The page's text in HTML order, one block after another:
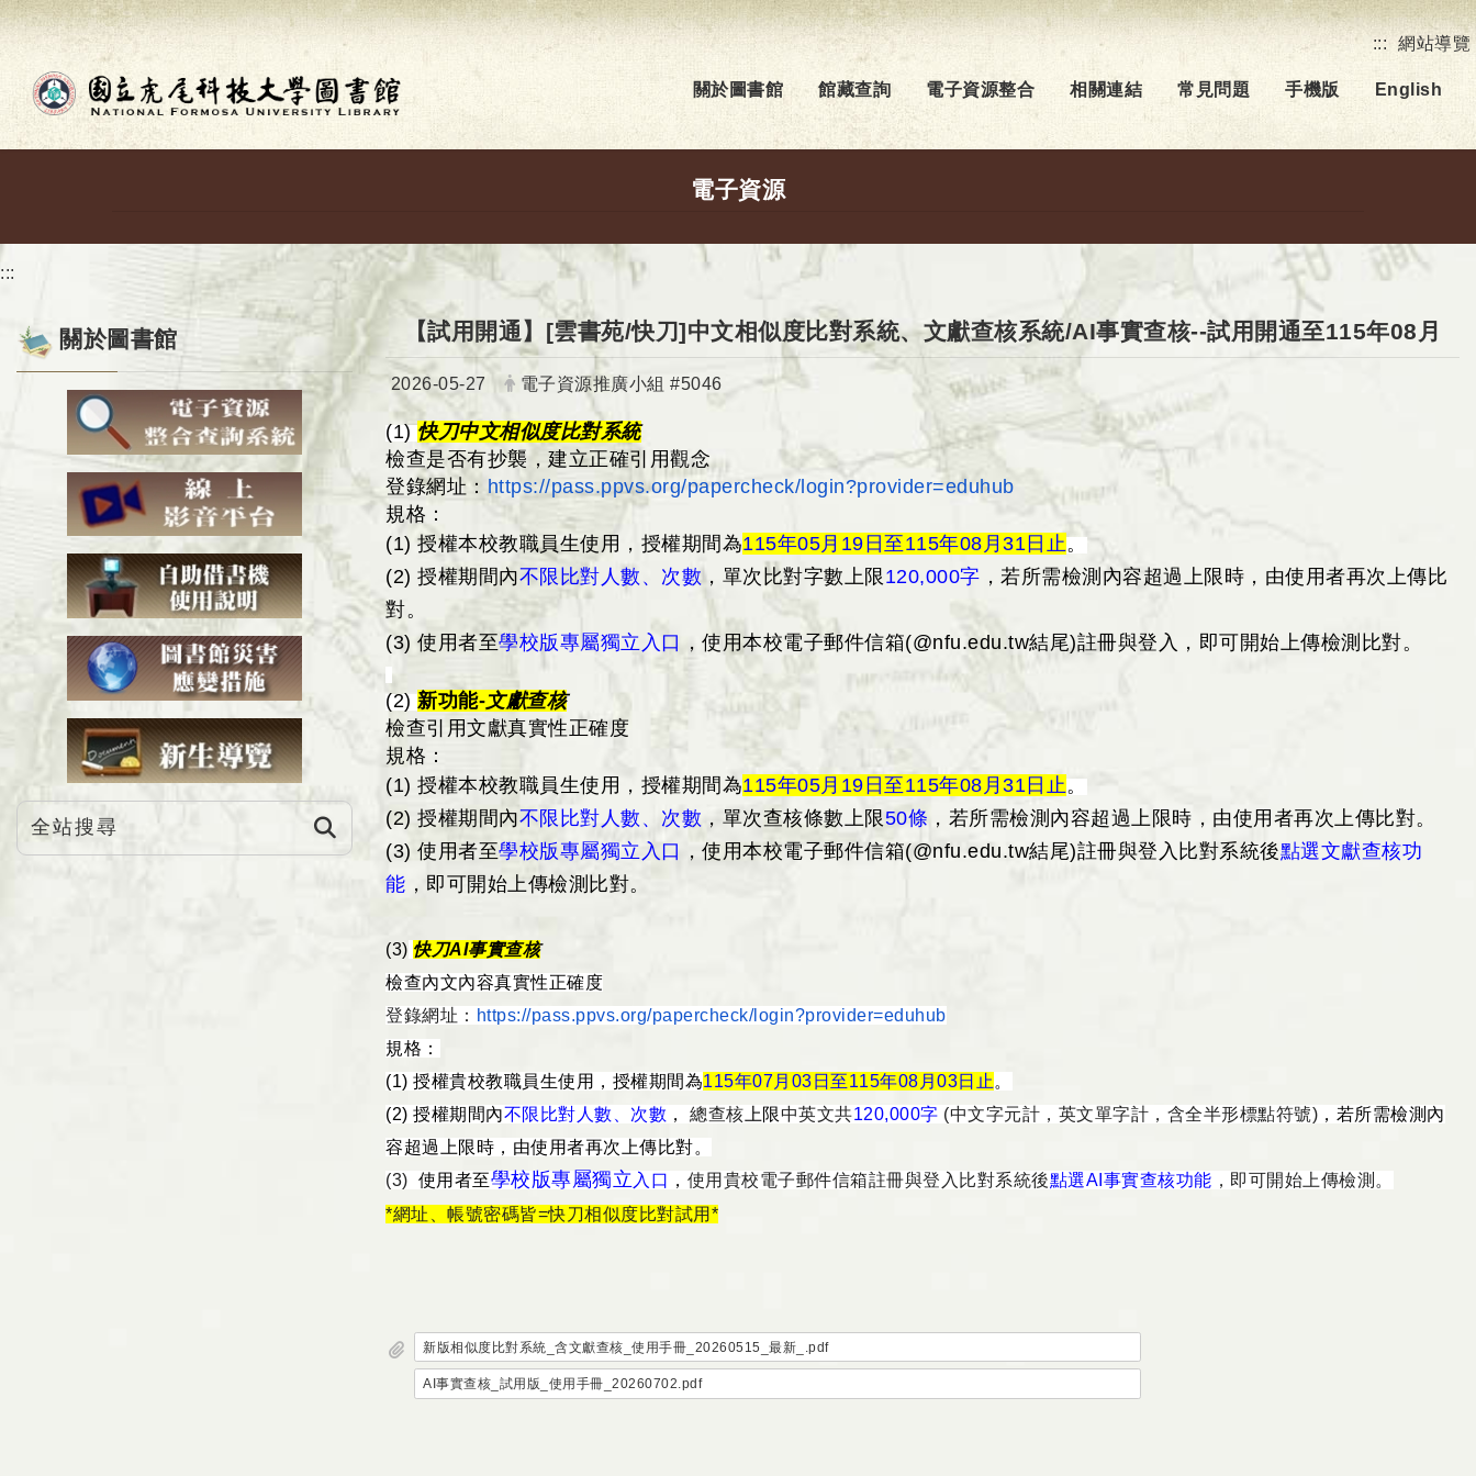
跳到主要內容
:::
網站導覽
關於圖書館 館藏查詢 電子資源整合 相關連結 常見問題 手機版 English
電子資源
:::
關於圖書館 【試用開通】[雲書苑/快刀]中文相似度比對系統、文獻查核系統/AI事實查核--試用開通至115年08月
日期：
2026-05-27 發布者：
電子資源推廣小組 #5046
(1)快刀中文相似度比對系統
檢查是否有抄襲，建立正確引用觀念
登錄網址： https://pass.ppvs.org/papercheck/login?provider=eduhub連結
規格：
(1) 授權本校教職員生使用，授權期間為115年05月19日至115年08月31日止。
(2) 授權期間內不限比對人數、次數 ，單次比對字數上限 120,000字 ，若所需檢測內容超過上限時，由使用者再次上傳比
對。
(3) 使用者至學校版專屬獨立入口 ，使用本校電子郵件信箱(@nfu.edu.tw結尾)註冊與登入，即可開始上傳檢測比對。
(2)新功能-文獻查核
檢查引用文獻真實性正確度
規格：
(1) 授權本校教職員生使用，授權期間為115年05月19日至115年08月31日止 。
(2) 授權期間內不限比對人數、次數 ，單次查核條數上限50條 ，若所需檢測內容超過上限時，由使用者再次上傳比對。
(3) 使用者至學校版專屬獨立 入口 ， 使用本校電子郵件信箱(@nfu.edu.tw結尾)註冊與登入比對系統後點選文獻查核功
能 ，即可開始上傳檢測比對。
(3) 快刀AI事實查核
檢查內文內容真實性正確度
登錄網址： https://pass.ppvs.org/papercheck/login?provider=eduhub連結
規格：
(1) 授權貴校教職員生使用，授權期間為115年07月03日 至115年08月03日止 。
(2) 授權期間內不限比對人數、次數 ， 總查核 上限中英文共120,000字 (中文字元計，英文單字計， 含全半形標點符號) ，若所需檢測內
容超過上限時，由使用者再次上傳比對。
(3) 使用者至學校版專屬獨立 入口 ， 使用貴校電子郵件信箱註冊與登入比對系統後點選AI事實查核功能 ，即可開始上傳檢測 。
*網址、帳號密碼皆=快刀相似度比對試用*
新版相似度比對系統_含文獻查核_使用手冊_20260515_最新_.pdf
AI事實查核_試用版_使用手冊_20260702.pdf